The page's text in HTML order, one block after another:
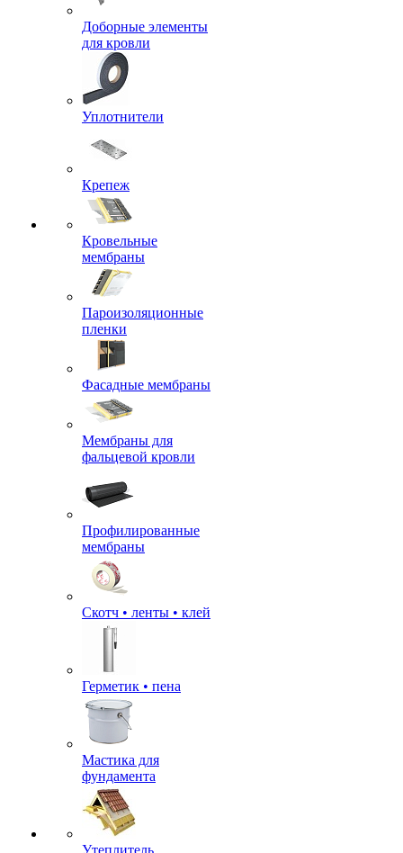
Доборные элементы
для кровли
Уплотнители
Крепеж
Кровельные
мембраны
Пароизоляционные
пленки
Фасадные мембраны
Мембраны для
фальцевой кровли
Профилированные
мембраны
Скотч • ленты • клей
Герметик • пена
Мастика для
фундамента
Утеплитель